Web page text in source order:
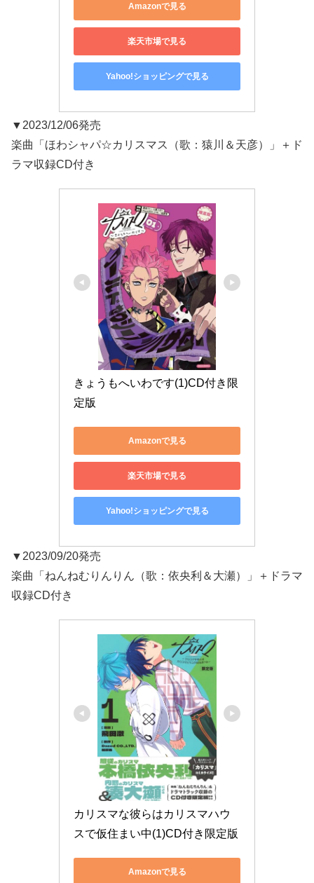
Amazonで見る
楽天市場で見る
Yahoo!ショッピングで見る
▼2023/12/06発売
楽曲「ほわシャパ☆カリスマス（歌：猿川＆天彦）」＋ド
ラマ収録CD付き
きょうもへいわです(1)CD付き限
定版
Amazonで見る
楽天市場で見る
Yahoo!ショッピングで見る
▼2023/09/20発売
楽曲「ねんねむりんりん（歌：依央利＆大瀬）」＋ドラマ
収録CD付き
カリスマな彼らはカリスマハウ
スで仮住まい中(1)CD付き限定版
Amazonで見る